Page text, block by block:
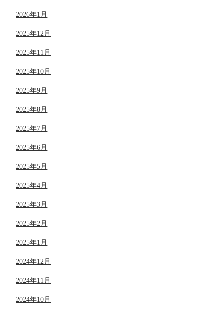
2026年1月
2025年12月
2025年11月
2025年10月
2025年9月
2025年8月
2025年7月
2025年6月
2025年5月
2025年4月
2025年3月
2025年2月
2025年1月
2024年12月
2024年11月
2024年10月